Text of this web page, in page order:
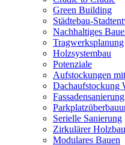
Green Building
Städtebau-
Nachhaltiges
Tragwerksplanung
Holzsystembau
Potenziale
Aufstockungen
Dachaufstockung
Fassadensanierung
Serielle Sanierung
Zirkulärer Holzbau
Modulares Bauen